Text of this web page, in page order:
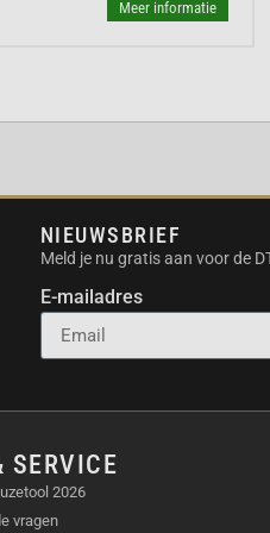
uitbreidingsmodule
dat de hoeveelheid
Hierdoor is elk kopje
koffiebar.
warme
Meer informatie
NIEUWSBRIEF
Meld je nu gratis aan voor de
E-mailadres
SERVICE
2026
vragen